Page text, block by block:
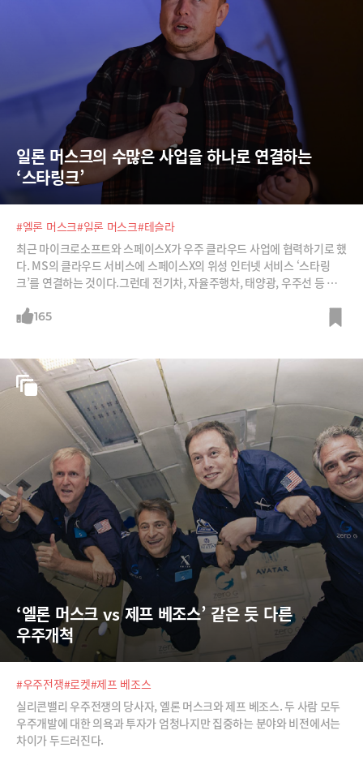
일론 머스크의 수많은 사업을 하나로 연결하는
‘스타링크’
#엘론 머스크#일론 머스크#테슬라
최근 마이크로소프트와 스페이스X가 우주 클라우드 사업에 협력하기로 했
다. MS의 클라우드 서비스에 스페이스X의 위성 인터넷 서비스 ‘스타링
크’를 연결하는 것이다.그런데 전기차, 자율주행차, 태양광, 우주선 등 일
모든 것을 연결해주는 역할이다.
165
‘엘론 머스크 vs 제프 베조스’ 같은 듯 다른
우주개척
#우주전쟁#로켓#제프 베조스
실리콘밸리 우주전쟁의 당사자, 엘론 머스크와 제프 베조스. 두 사람 모두
우주개발에 대한 의욕과 투자가 엄청나지만 집중하는 분야와 비전에서는
차이가 두드러진다.